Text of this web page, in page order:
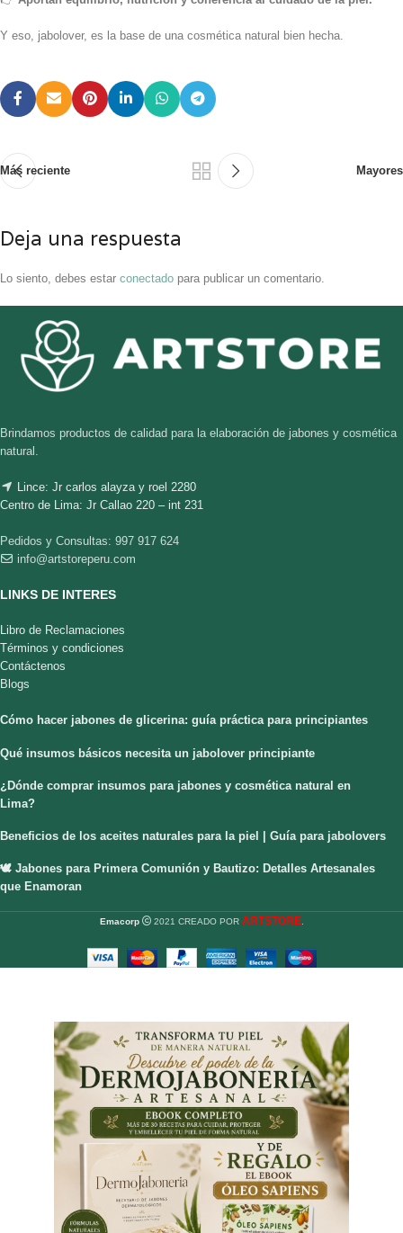
Y eso, jabolover, es la base de una cosmética natural bien hecha.
Más reciente Mayores
Deja una respuesta
Lo siento, debes estar conectado para publicar un comentario.
Brindamos productos de calidad para la elaboración de jabones y cosmética
natural.
Lince: Jr carlos alayza y roel 2280
Centro de Lima: Jr Callao 220 – int 231
Pedidos y Consultas: 997 917 624
info@artstoreperu.com
LINKS DE INTERES
Libro de Reclamaciones
Términos y condiciones
Contáctenos
Blogs
Cómo hacer jabones de glicerina: guía práctica para principiantes
Qué insumos básicos necesita un jabolover principiante
¿Dónde comprar insumos para jabones y cosmética natural en
Lima?
Beneficios de los aceites naturales para la piel | Guía para jabolovers
🕊️ Jabones para Primera Comunión y Bautizo: Detalles Artesanales
que Enamoran
Emacorp 2021 CREADO POR ARTSTORE.